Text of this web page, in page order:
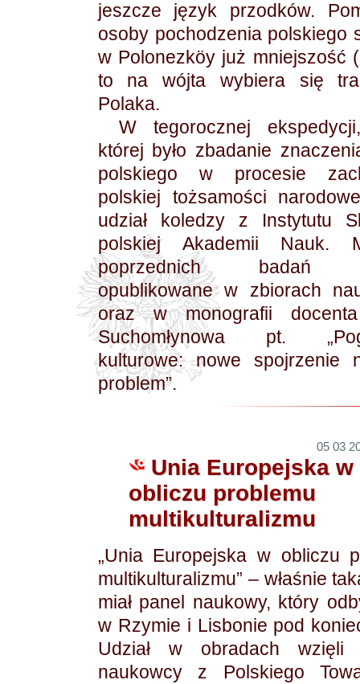
jeszcze język przodków.
osoby pochodzenia polskiego
w Polonezköy już mniejszość
to na wójta wybiera się
Polaka.
W tegorocznej
której było zbadanie
polskiego w procesie
polskiej tożsamości
udział koledzy z Instytutu
polskiej Akademii Nauk.
poprzednich badań
opublikowane w zbiorach
oraz w monografii
Suchomłynowa pt.
kulturowe: nowe spojrzenie
problem”.
05 03
Unia Europejska w
obliczu problemu
multikulturalizmu
„Unia Europejska w obliczu
multikulturalizmu” – właśnie
miał panel naukowy, który
w Rzymie i Lisbonie pod
Udział w obradach wzięli
naukowcy z Polskiego